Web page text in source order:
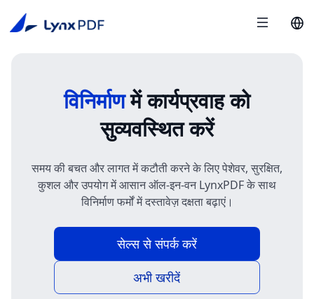
विनिर्माणमें कार्यप्रवाह को
सुव्यवस्थित करें
समय की बचत और लागत में कटौती करने के लिए पेशेवर, सुरक्षित,
कुशल और उपयोग में आसान ऑल-इन-वन LynxPDF के साथ
विनिर्माण फर्मों में दस्तावेज़ दक्षता बढ़ाएं।
सेल्स से संपर्क करें
अभी खरीदें